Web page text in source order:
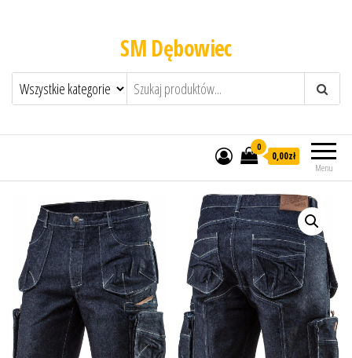
SM Dębowiec
Menu
0
0,00zł